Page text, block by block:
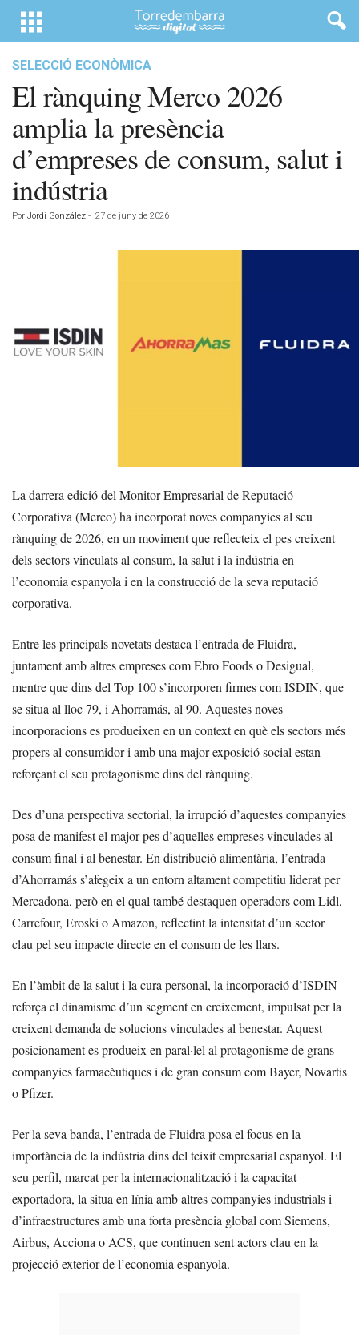
SELECCIÓ ECONÒMICA
El rànquing Merco 2026
amplia la presència
d’empreses de consum, salut i
indústria
Por Jordi González - 27 de juny de 2026
La darrera edició del Monitor Empresarial de Reputació
Corporativa (Merco) ha incorporat noves companyies al seu
rànquing de 2026, en un moviment que reflecteix el pes creixent
dels sectors vinculats al consum, la salut i la indústria en
l’economia espanyola i en la construcció de la seva reputació
corporativa.
Entre les principals novetats destaca l’entrada de Fluidra,
juntament amb altres empreses com Ebro Foods o Desigual,
mentre que dins del Top 100 s’incorporen firmes com ISDIN, que
se situa al lloc 79, i Ahorramás, al 90. Aquestes noves
incorporacions es produeixen en un context en què els sectors més
propers al consumidor i amb una major exposició social estan
reforçant el seu protagonisme dins del rànquing.
Des d’una perspectiva sectorial, la irrupció d’aquestes companyies
posa de manifest el major pes d’aquelles empreses vinculades al
consum final i al benestar. En distribució alimentària, l’entrada
d’Ahorramás s’afegeix a un entorn altament competitiu liderat per
Mercadona, però en el qual també destaquen operadors com Lidl,
Carrefour, Eroski o Amazon, reflectint la intensitat d’un sector
clau pel seu impacte directe en el consum de les llars.
En l’àmbit de la salut i la cura personal, la incorporació d’ISDIN
reforça el dinamisme d’un segment en creixement, impulsat per la
creixent demanda de solucions vinculades al benestar. Aquest
posicionament es produeix en paral·lel al protagonisme de grans
companyies farmacèutiques i de gran consum com Bayer, Novartis
o Pfizer.
Per la seva banda, l’entrada de Fluidra posa el focus en la
importància de la indústria dins del teixit empresarial espanyol. El
seu perfil, marcat per la internacionalització i la capacitat
exportadora, la situa en línia amb altres companyies industrials i
d’infraestructures amb una forta presència global com Siemens,
Airbus, Acciona o ACS, que continuen sent actors clau en la
projecció exterior de l’economia espanyola.